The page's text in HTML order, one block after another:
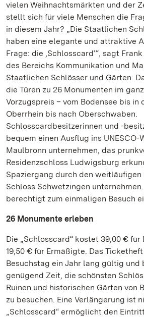
vielen Weihnachtsmärkten und der
stellt sich für viele Menschen die
in diesem Jahr? „Die Staatlichen
haben eine elegante und attraktive
Frage: die ‚Schlosscard‘“, sagt
des Bereichs Kommunikation und
Staatlichen Schlösser und Gärten.
die Türen zu 26 Monumenten im
Vorzugspreis – vom Bodensee bis in
Oberrhein bis nach Oberschwaben.
Schlosscardbesitzerinnen und -
bequem einen Ausflug ins
Maulbronn unternehmen, das
Residenzschloss Ludwigsburg
Spaziergang durch den weitläufigen
Schloss Schwetzingen
berechtigt zum einmaligen Besuch
26 Monumente erleben
Die „Schlosscard“ kostet 39,00 € für
19,50 € für Ermäßigte. Das
Besuchstag ein Jahr lang gültig und
genügend Zeit, die schönsten
Ruinen und historischen Gärten von
zu besuchen. Eine Verlängerung ist
„Schlosscard“ ermöglicht den